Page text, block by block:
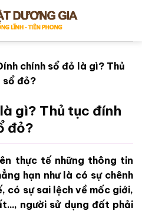
chính sổ đỏ là gì? Thủ
sổ đỏ?
gì? Thủ tục đính
đỏ?
thực tế những thông tin
hạn như là có sự chênh
có sự sai lệch về mốc giới,
người sử dụng đất phải